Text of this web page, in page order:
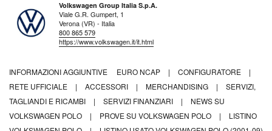
Volkswagen Group Italia S.p.A.
Viale G.R. Gumpert, 1
Verona (VR) - Italia
800 865 579
https://www.volkswagen.it/it.html
INFORMAZIONI AGGIUNTIVE EURO NCAP | CONFIGURATORE
|
RETE UFFICIALE
| ACCESSORI | MERCHANDISING |
SERVIZI,
TAGLIANDI E RICAMBI
| SERVIZI FINANZIARI |
NEWS SU
VOLKSWAGEN POLO
| PROVE SU VOLKSWAGEN POLO |
LISTINO